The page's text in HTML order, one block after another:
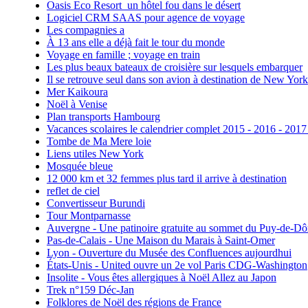
Oasis Eco Resort un hôtel fou dans le désert
Logiciel CRM SAAS pour agence de voyage
Les compagnies a
À 13 ans elle a déjà fait le tour du monde
Voyage en famille ; voyage en train
Les plus beaux bateaux de croisière sur lesquels embarquer
Il se retrouve seul dans son avion à destination de New York
Mer Kaikoura
Noël à Venise
Plan transports Hambourg
Vacances scolaires le calendrier complet 2015 - 2016 -
Tombe de Ma Mere loie
Liens utiles New York
Mosquée bleue
12 000 km et 32 femmes plus tard il arrive à destination
reflet de ciel
Convertisseur Burundi
Tour Montparnasse
Auvergne - Une patinoire gratuite au sommet du Puy-de-
Pas-de-Calais - Une Maison du Marais à Saint-Omer
Lyon - Ouverture du Musée des Confluences aujourdhui
États-Unis - United ouvre un 2e vol Paris CDG-Washington
Insolite - Vous êtes allergiques à Noël Allez au Japon
Trek n°159 Déc-Jan
Folklores de Noël des régions de France